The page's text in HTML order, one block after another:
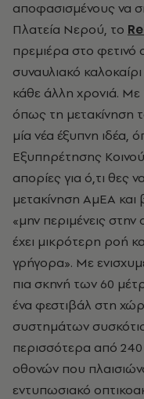
αποφασισμένους να
Πλατεία Νερού, το
πρεμιέρα στο φετινό
συναυλιακό
κάθε άλλη χρονιά.
όπως τη μετακίνηση
μία νέα έξυπνη
Εξυπηρέτησης
απορίες για ό,τι θες
μετακίνηση ΑμΕΑ
«μην περιμένεις
έχει μικρότερη ροή
γρήγορα». Με
πια σκηνή των 60
ένα φεστιβάλ στη
συστημάτων
περισσότερα από
οθονών που
εντυπωσιακό